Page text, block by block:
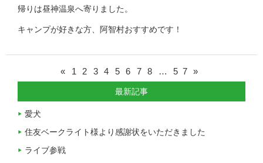
帰りは昼神温泉へ寄りました。
キャンプが好きな方、阿智村おすすめです！
« 1 2 3 4 5 6 7 8 … 57 »
最新記事
愛犬
住友ベークライト様より感謝状をいただきました
ライブ参戦